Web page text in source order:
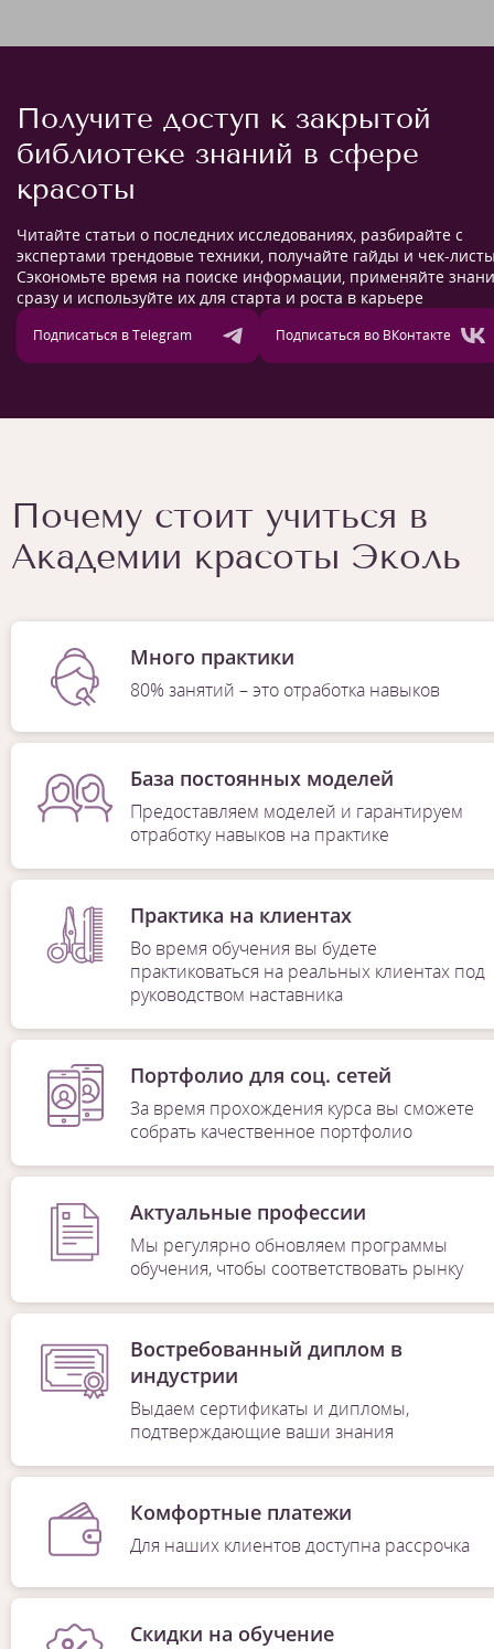
Получите доступ к закрытой
библиотеке знаний в сфере
красоты
Читайте статьи о последних исследованиях, разбирайте с
экспертами трендовые техники, получайте гайды и чек-
Сэкономьте время на поиске информации, применяйте
сразу и используйте их для старта и роста в карьере
Подписаться в Telegram Подписаться во ВКонтакте
Почему стоит учиться в
Академии красоты Эколь
Много практики
80% занятий – это отработка навыков
База постоянных моделей
Предоставляем моделей и гарантируем
отработку навыков на практике
Практика на клиентах
Во время обучения вы будете
практиковаться на реальных клиентах под
руководством наставника
Портфолио для соц. сетей
За время прохождения курса вы сможете
собрать качественное портфолио
Актуальные профессии
Мы регулярно обновляем программы
обучения, чтобы соответствовать рынку
Востребованный диплом в
индустрии
Выдаем сертификаты и дипломы,
подтверждающие ваши знания
Комфортные платежи
Для наших клиентов доступна рассрочка
Скидки на обучение